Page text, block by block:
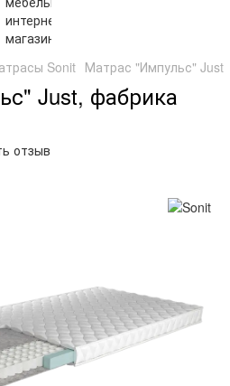
Sonit Матрас "Импульс" Just
Just, фабрика
отзыв